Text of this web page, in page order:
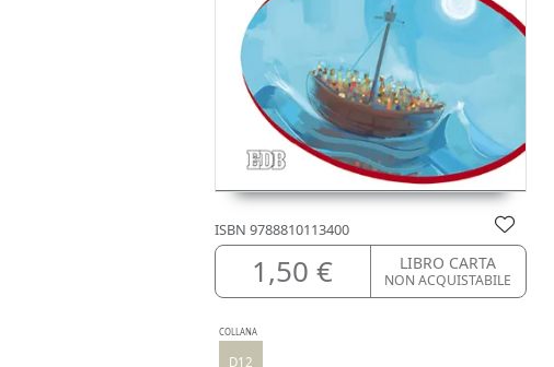
ISBN 9788810113400
1,50 € LIBRO CARTA
NON ACQUISTABILE
COLLANA
D12